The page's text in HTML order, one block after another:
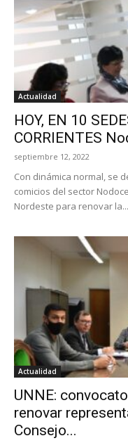
Actualidad
HOY, EN 10
CORRIENTES
septiembre 12, 2022
Con dinámica normal, se
comicios del sector
Nordeste para renovar la...
Actualidad
UNNE:
renovar
Consejo...